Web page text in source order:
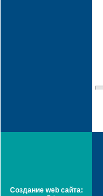
Создание web сайта: